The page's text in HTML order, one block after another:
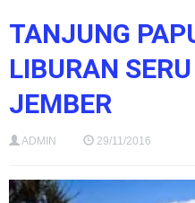
TANJUNG
LIBURAN
JEMBER
ADMIN 29/11/2016